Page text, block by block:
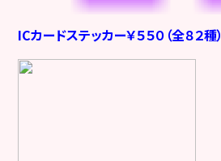
ICカードステッカー￥５５０（全８２種）